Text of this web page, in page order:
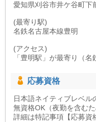
愛知県刈谷市井ケ谷町下
(最寄り駅)
名鉄名古屋本線豊明
(アクセス)
「豊明駅」が最寄り（名
応募資格
日本語ネイティブレベ
無資格OK（夜勤を含むた
詳細は特記事項【応募資